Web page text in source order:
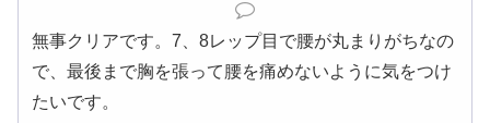
無事クリアです。7、8レップ目で腰が丸まりがちなの
で、最後まで胸を張って腰を痛めないように気をつけ
たいです。